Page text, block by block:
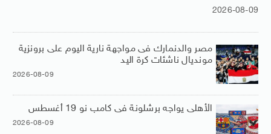
2026-08-09
مصر والدنمارك فى مواجهة نارية اليوم على برونزية
مونديال ناشئات كرة اليد
2026-08-09
الأهلى يواجه برشلونة فى كامب نو 19 أغسطس
2026-08-09